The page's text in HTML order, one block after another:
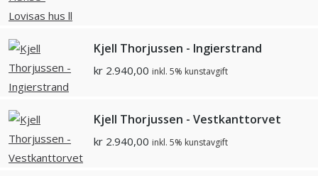
Kjell Thorjussen - Ingierstrand
kr 2.940,00 inkl. 5% kunstavgift
Kjell Thorjussen - Vestkanttorvet
kr 2.940,00 inkl. 5% kunstavgift